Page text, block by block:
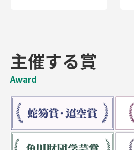
主催する賞
Award